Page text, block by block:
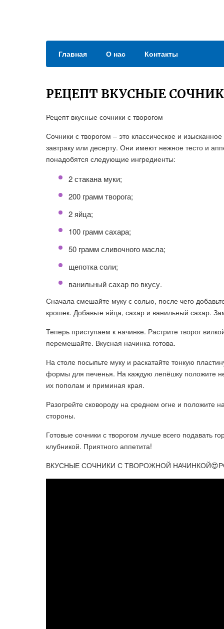
Главная О нас Контакты
РЕЦЕПТ ВКУСНЫЕ
Рецепт вкусные сочники с творогом
Сочники с творогом – это классическое и
завтраку или десерту. Они имеют нежное тесто и
понадобятся следующие ингредиенты:
2 стакана муки;
200 грамм творога;
2 яйца;
100 грамм сахара;
50 грамм сливочного масла;
щепотка соли;
ванильный сахар по вкусу.
Сначала смешайте муку с солью, после чего
крошек. Добавьте яйца, сахар и ванильный сахар.
Теперь приступаем к начинке. Растрите творог
перемешайте. Вкусная начинка готова.
На столе посыпьте муку и раскатайте тонкую
формы для печенья. На каждую лепёшку положите
их пополам и приминая края.
Разогрейте сковороду на среднем огне и положите
стороны.
Готовые сочники с творогом лучше всего подавать
клубникой. Приятного аппетита!
ВКУСНЫЕ СОЧНИКИ С ТВОРОЖНОЙ